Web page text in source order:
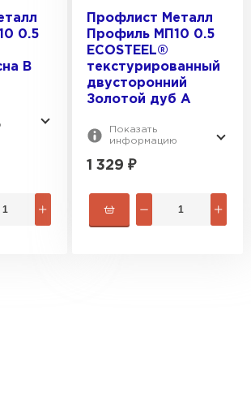
0.5
B
Профлист Металл
Профиль МП10 0.5
ECOSTEEL®
текстурированный
двусторонний
Золотой дуб A
Показать
информацию
1 329 ₽